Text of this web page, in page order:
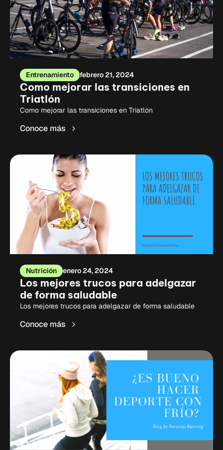
Entrenamiento febrero 21, 2024
Como mejorar las transiciones en
Triatlón
Como mejorar las transiciones en Triatlón
Conoce más
Nutrición enero 24, 2024
Los mejores trucos para adelgazar
de forma saludable
Los mejores trucos para adelgazar de forma saludable
Conoce más